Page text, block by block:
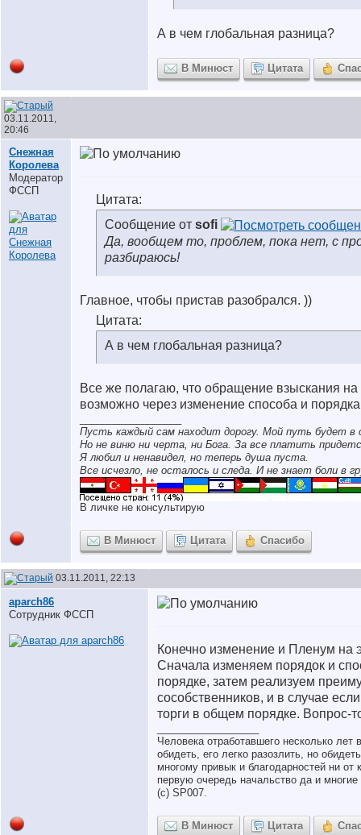
А в чем глобальная разница?
В Минюст Цитата
03.11.2011,
20:46
Снежная
Королева
Модератор
ФССП
Цитата:
Сообщение от sofi
Да, вообщем то, проблем, пока нет, с
разбираюсь!
Главное, чтобы пристав разобрался. ))
Цитата:
А в чем глобальная разница?
Все же полагаю, что обращение взыскания
возможно через изменение способа и
Пусть каждый сам находит дорогу. Мой путь будет в
Но не виню ни черта, ни Бога. За все платить
Я любил и ненавидел, но теперь душа пуста.
Все исчезло, не осталось и следа. И не знает боли в
В личке не консультирую
В Минюст Цитата Спасибо
03.11.2011, 22:13
aparch86
Сотрудник ФССП
Конечно изменение и Пленум на
Сначала изменяем порядок и
порядке, затем реализуем
сособственников, и в случае
торги в общем порядке. Вопрос-
Человека отработавшего несколько
обидеть, его легко разозлить, но
многому привык и благодарностей ни от
первую очередь начальство да и многие
(с) SP007.
В Минюст Цитата